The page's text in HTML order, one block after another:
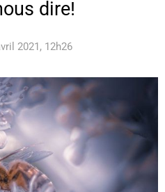
dire!
2021, 12h26